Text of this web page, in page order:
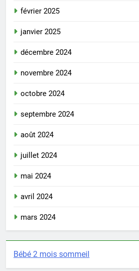
février 2025
janvier 2025
décembre 2024
novembre 2024
octobre 2024
septembre 2024
août 2024
juillet 2024
mai 2024
avril 2024
mars 2024
Bébé 2 mois sommeil